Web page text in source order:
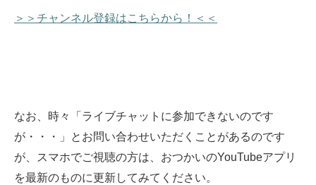
＞＞チャンネル登録はこちらから！＜＜
なお、時々「ライブチャットに参加できないのです
が・・・」とお問い合わせいただくことがあるのです
が、スマホでご視聴の方は、おつかいのYouTubeアプリ
を最新のものに更新してみてください。